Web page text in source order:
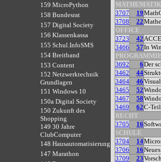
159 MicroPython
158 Bundesrat
157 Digital Society
156 Klassenkassa
155 Schul.InfoSMS
154 Breitband
153 Content
152 Netzwerktechnik
Grundlagen
151 Windows 10
150a Digital Society
150 Zukunft des
Shopping
149 30 Jahre
ClubComputer
148 Hausautomatisierung
147 Marathon
MATHEMATIK
3707
19
3708
22
OFFICE
3723
42
3466
57In
3692
6Der
3462
44
3464
46
3465
52
3467
58
3469
62C-
RECHT
3705
16
SCHULE
3704
14
3706
16
3709
23